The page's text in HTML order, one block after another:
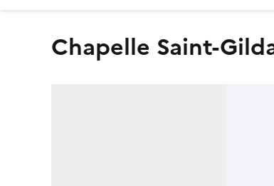
Chapelle Saint-